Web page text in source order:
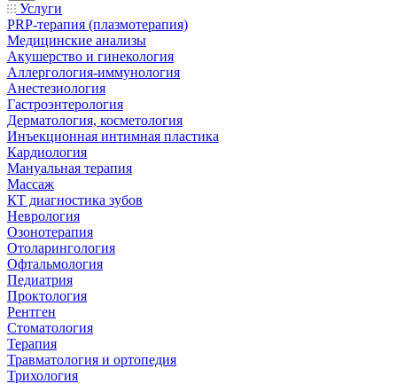
Услуги
PRP-терапия (плазмотерапия)
Медицинские анализы
Акушерство и гинекология
Аллергология-иммунология
Анестезиология
Гастроэнтерология
Дерматология, косметология
Инъекционная интимная пластика
Кардиология
Мануальная терапия
Массаж
КТ диагностика зубов
Неврология
Озонотерапия
Отоларингология
Офтальмология
Педиатрия
Проктология
Рентген
Стоматология
Терапия
Травматология и ортопедия
Трихология